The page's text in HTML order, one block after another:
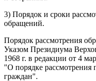
3) Порядок и сроки
обращений.
Порядок рассмотрения
Указом Президиума
1968 г. в редакции от 4
"О порядке рассмотрения
граждан".